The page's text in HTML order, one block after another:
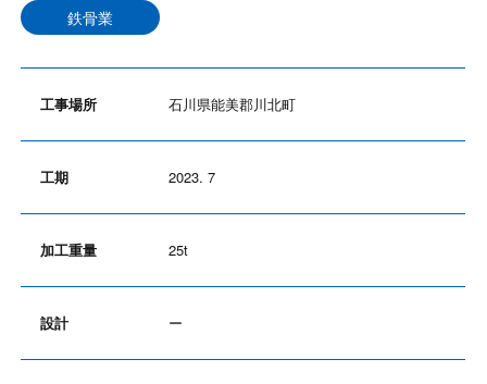
鉄骨業
工事場所 石川県能美郡川北町
工期 2023. 7
加工重量 25t
設計 ー